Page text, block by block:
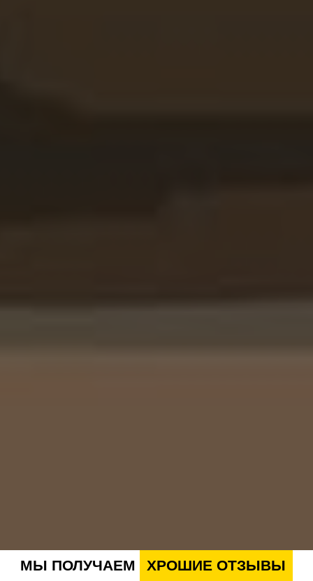
МЫ ПОЛУЧАЕМ
ХРОШИЕ ОТЗЫВЫ